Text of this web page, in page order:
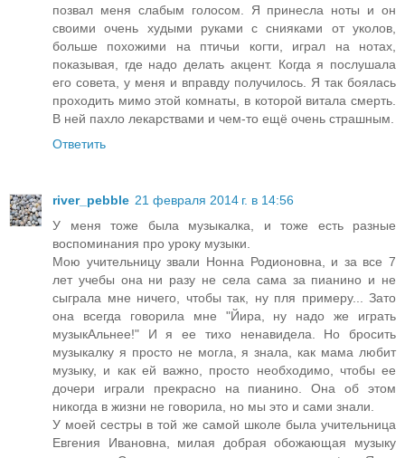
позвал меня слабым голосом. Я принесла ноты и он
своими очень худыми руками с снияками от уколов,
больше похожими на птичьи когти, играл на нотах,
показывая, где надо делать акцент. Когда я послушала
его совета, у меня и вправду получилось. Я так боялась
проходить мимо этой комнаты, в которой витала смерть.
В ней пахло лекарствами и чем-то ещё очень страшным.
Ответить
river_pebble 21 февраля 2014 г. в 14:56
У меня тоже была музыкалка, и тоже есть разные
воспоминания про уроку музыки.
Мою учительницу звали Нонна Родионовна, и за все 7
лет учебы она ни разу не села сама за пианино и не
сыграла мне ничего, чтобы так, ну пля примеру... Зато
она всегда говорила мне "Йира, ну надо же играть
музыкАльнее!" И я ее тихо ненавидела. Но бросить
музыкалку я просто не могла, я знала, как мама любит
музыку, и как ей важно, просто необходимо, чтобы ее
дочери играли прекрасно на пианино. Она об этом
никогда в жизни не говорила, но мы это и сами знали.
У моей сестры в той же самой школе была учительница
Евгения Ивановна, милая добрая обожающая музыку